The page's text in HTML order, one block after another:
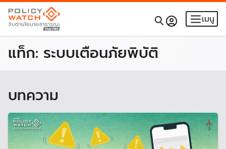
เมนู
แท็ก: ระบบเตือนภัยพิบัติ
บทความ